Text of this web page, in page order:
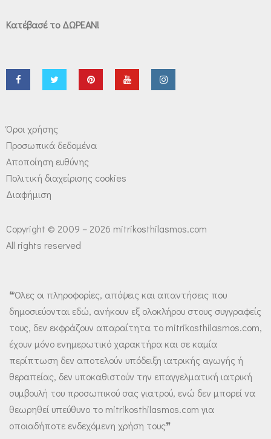
Κατέβασέ το ΔΩΡΕΑΝ!
Όροι χρήσης
Προσωπικά δεδομένα
Αποποίηση ευθύνης
Πολιτική διαχείρισης cookies
Διαφήμιση
Copyright © 2009 – 2026 mitrikosthilasmos.com
All rights reserved
❝Όλες οι πληροφορίες, απόψεις και απαντήσεις που
δημοσιεύονται εδώ, ανήκουν εξ ολοκλήρου στους συγγραφείς
τους, δεν εκφράζουν απαραίτητα το mitrikosthilasmos.com,
έχουν μόνο ενημερωτικό χαρακτήρα και σε καμία
περίπτωση δεν αποτελούν υπόδειξη ιατρικής αγωγής ή
θεραπείας, δεν υποκαθιστούν την επαγγελματική ιατρική
συμβουλή του προσωπικού σας γιατρού, ενώ δεν μπορεί να
θεωρηθεί υπεύθυνο το mitrikosthilasmos.com για
οποιαδήποτε ενδεχόμενη χρήση τους❞